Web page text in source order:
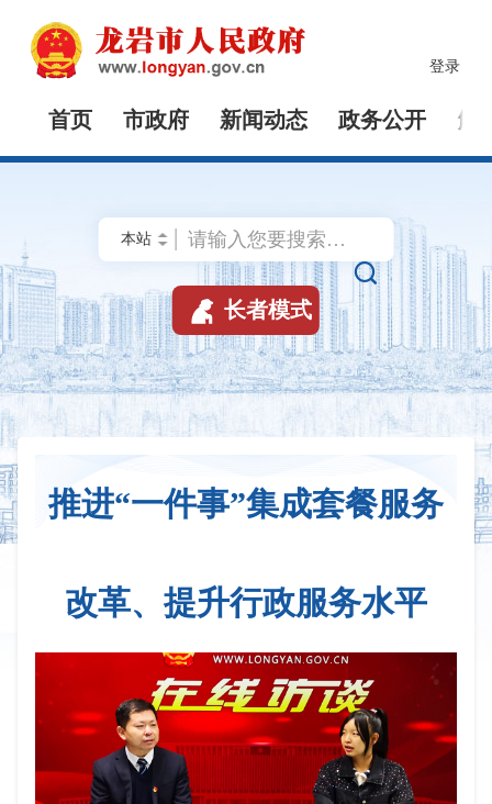
登录
首页 市政府 新闻动态 政务公开 解

 长者模式
推进“一件事”集成套餐服务
改革、提升行政服务水平